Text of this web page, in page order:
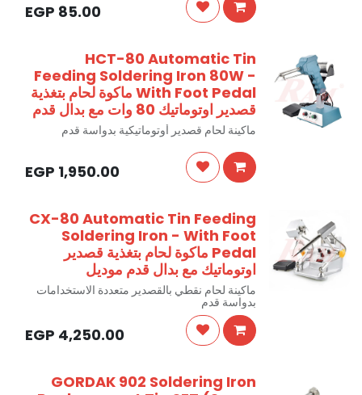
85.00
HCT-80 Automatic Tin
Feeding Soldering Iron 80W -
With Foot Pedal ماكوة لحام بتغذية
قصدير اوتوماتيك 80 وات مع بدال قدم
ماكينة لحام قصدير أوتوماتيكية بدواسة قدم
1,950.00
CX-80 Automatic Tin Feeding
Soldering Iron - With Foot
Pedal ماكوة لحام بتغذية قصدير
اوتوماتيك مع بدال قدم موديل
ماكينة لحام نقطي بالقصدير متعددة الاستخدامات
بدواسة قدم
4,250.00
GORDAK 902 Soldering Iron